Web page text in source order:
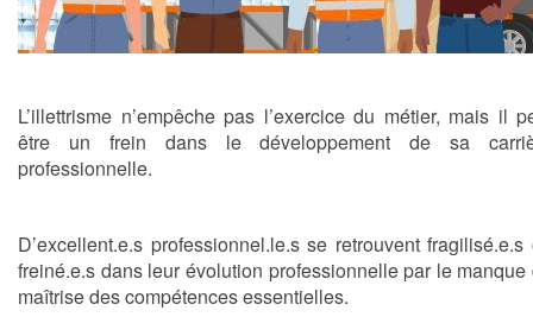
L’illettrisme n’empêche pas l’exercice du métier, mais il
être un frein dans le développement de sa
professionnelle.
D’excellent.e.s professionnel.le.s se retrouvent fragilisé.e.s
freiné.e.s dans leur évolution professionnelle par le manque
maîtrise des compétences essentielles.